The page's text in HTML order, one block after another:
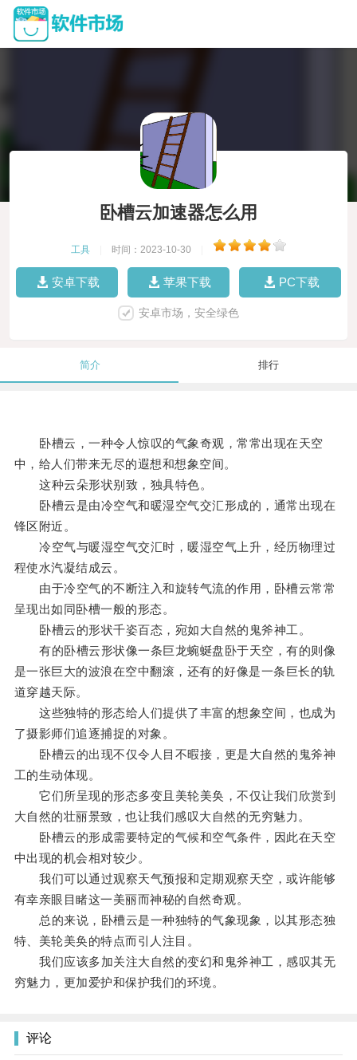
卧槽云加速器怎么用
工具 时间：2023-10-30
安卓下载 苹果下载 PC下载
安卓市场，安全绿色
简介 排行
卧槽云，一种令人惊叹的气象奇观，常常出现在天空
中，给人们带来无尽的遐想和想象空间。
这种云朵形状别致，独具特色。
卧槽云是由冷空气和暖湿空气交汇形成的，通常出现在
锋区附近。
冷空气与暖湿空气交汇时，暖湿空气上升，经历物理过
程使水汽凝结成云。
由于冷空气的不断注入和旋转气流的作用，卧槽云常常
呈现出如同卧槽一般的形态。
卧槽云的形状千姿百态，宛如大自然的鬼斧神工。
有的卧槽云形状像一条巨龙蜿蜒盘卧于天空，有的则像
是一张巨大的波浪在空中翻滚，还有的好像是一条巨长的轨
道穿越天际。
这些独特的形态给人们提供了丰富的想象空间，也成为
了摄影师们追逐捕捉的对象。
卧槽云的出现不仅令人目不暇接，更是大自然的鬼斧神
工的生动体现。
它们所呈现的形态多变且美轮美奂，不仅让我们欣赏到
大自然的壮丽景致，也让我们感叹大自然的无穷魅力。
卧槽云的形成需要特定的气候和空气条件，因此在天空
中出现的机会相对较少。
我们可以通过观察天气预报和定期观察天空，或许能够
有幸亲眼目睹这一美丽而神秘的自然奇观。
总的来说，卧槽云是一种独特的气象现象，以其形态独
特、美轮美奂的特点而引人注目。
我们应该多加关注大自然的变幻和鬼斧神工，感叹其无
穷魅力，更加爱护和保护我们的环境。
评论